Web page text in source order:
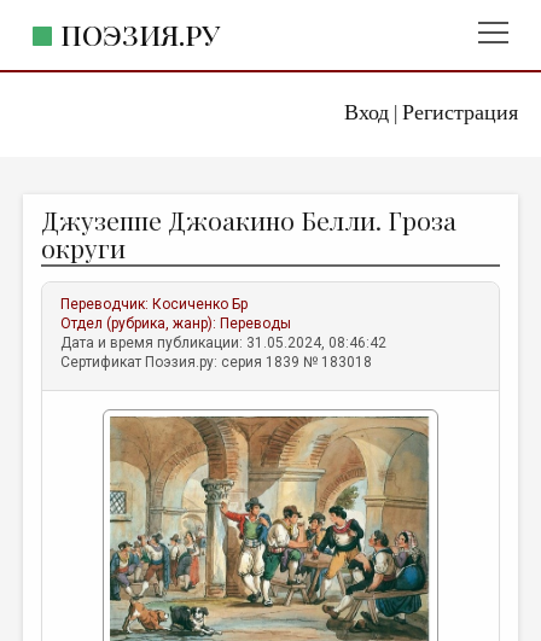
Вход| Регистрация
ПОЭЗИЯ.РУ
ЖАНРЫ
АВТОРЫ
КОММЕНТАРИИ
ЛИТСАЛОН
ПРАВИЛА САЙТА
ОТДЕЛЫ И РУБРИКИ
ИЗБРАННОЕ
ДАЙДЖЕСТ
ПРОИЗВЕДЕНИЯ
Джузеппе Джоакино Белли. Гроза
округи
Переводчик: Косиченко Бр
Отдел (рубрика, жанр): Переводы
Дата и время публикации: 31.05.2024, 08:46:42
Сертификат Поэзия.ру: серия 1839 № 183018